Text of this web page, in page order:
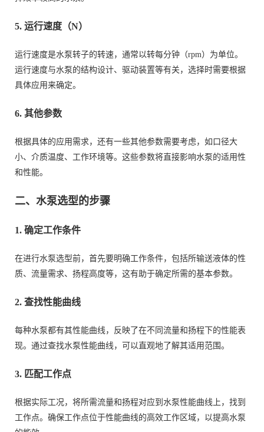
5. 运行速度（N）
运行速度是水泵转子的转速，通常以转每分钟（rpm）为单位。
运行速度与水泵的结构设计、驱动装置等有关，选择时需要根据
具体应用来确定。
6. 其他参数
根据具体的应用需求，还有一些其他参数需要考虑，如口径大
小、介质温度、工作环境等。这些参数将直接影响水泵的适用性
和性能。
二、水泵选型的步骤
1. 确定工作条件
在进行水泵选型前，首先要明确工作条件，包括所输送液体的性
质、流量需求、扬程高度等，这有助于确定所需的基本参数。
2. 查找性能曲线
每种水泵都有其性能曲线，反映了在不同流量和扬程下的性能表
现。通过查找水泵性能曲线，可以直观地了解其适用范围。
3. 匹配工作点
根据实际工况，将所需流量和扬程对应到水泵性能曲线上，找到
工作点。确保工作点位于性能曲线的高效工作区域，以提高水泵